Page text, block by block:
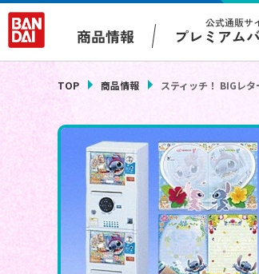
商品情報
公式通販サ
プレミアム
TOP 商品情報 スティッチ！ BIGレタ